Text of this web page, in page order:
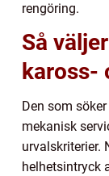
rengöring.
Så
kaross-
Den som
mekanisk
urvalskriterier.
helhetsintryck